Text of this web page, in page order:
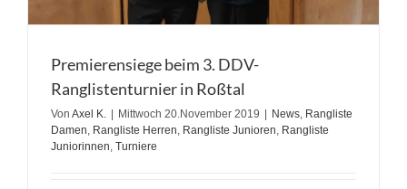
Premierensiege beim 3. DDV-
Ranglistenturnier in Roßtal
Von Axel K. Mittwoch 20.November 2019 News, Rangliste
Damen, Rangliste Herren, Rangliste Junioren, Rangliste
Juniorinnen, Turniere